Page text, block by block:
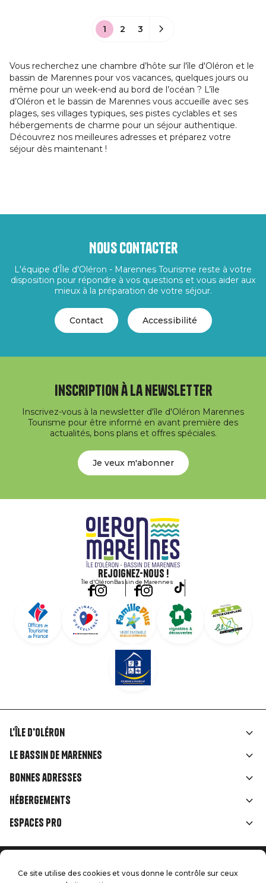
1 2 3
Vous recherchez une chambre d’hôte sur l'île d'Oléron et le
bassin de Marennes pour vos vacances, quelques jours ou
même pour un week-end au bord de l’océan ? L’île
d’Oléron et le bassin de Marennes vous accueille avec ses
plages, ses villages typiques, ses pistes cyclables et ses
hébergements de charme pour un séjour authentique.
Découvrez nos meilleures adresses et préparez votre
séjour dès maintenant !
Nous contacter
L'équipe d'Île d'Oléron - Marennes Tourisme reste à votre
disposition pour répondre à vos questions et vous aider aux
mieux à la préparation de votre séjour.
Contact Accessibilité
Inscription à la newsletter
Inscrivez-vous à la newsletter d'île d'Oléron Marennes
Tourisme pour être informé en avant première des
actualités, bons plans et offres spéciales.
Je veux m'abonner
Rejoignez-nous !
Île d'OléronBassin de Marennes
Liens
rubriques
L'île d'Oléron
Le Bassin de Marennes
Bonnes adresses
Hébergements
Espaces Pro
Menu
Accueil
Mentions légales
Ce site utilise des cookies et vous donne le contrôle sur ceux